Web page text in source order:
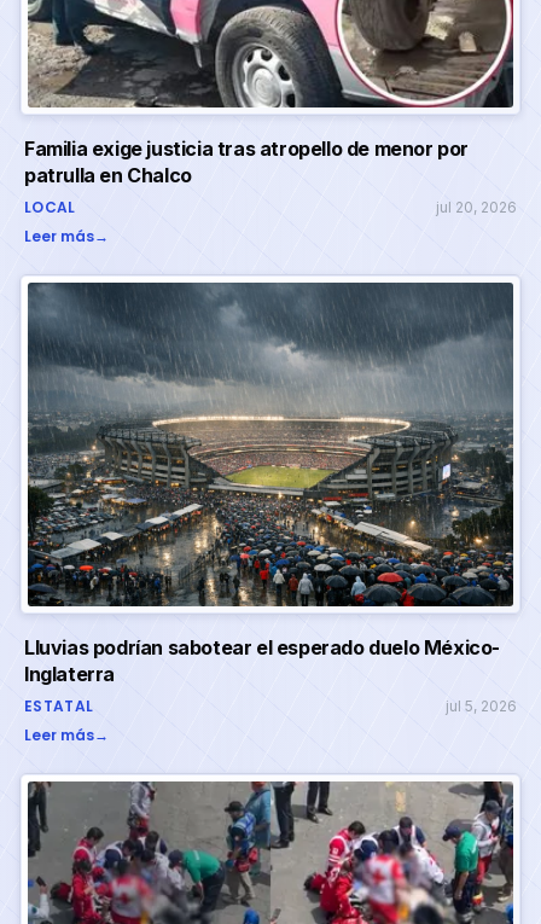
Familia exige justicia tras atropello de menor por
patrulla en Chalco
LOCAL jul 20, 2026
Leer más→
Lluvias podrían sabotear el esperado duelo México-
Inglaterra
ESTATAL jul 5, 2026
Leer más→